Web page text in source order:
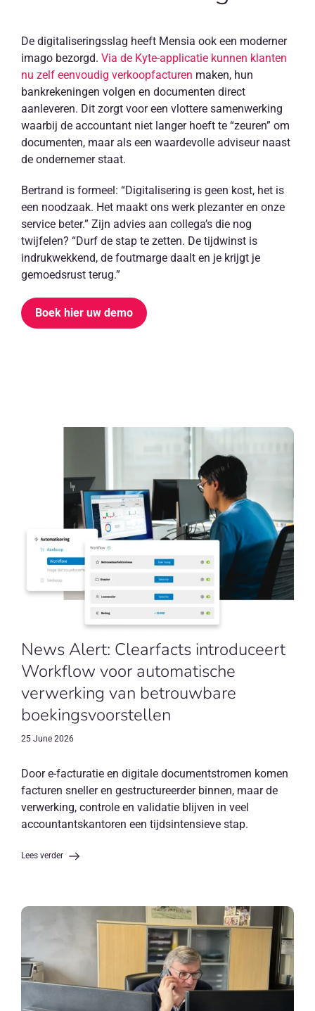
De digitaliseringsslag heeft Mensia ook een moderner
imago bezorgd. Via de Kyte-applicatie kunnen klanten
nu zelf eenvoudig verkoopfacturen maken, hun
bankrekeningen volgen en documenten direct
aanleveren. Dit zorgt voor een vlottere samenwerking
waarbij de accountant niet langer hoeft te “zeuren” om
documenten, maar als een waardevolle adviseur naast
de ondernemer staat.
Bertrand is formeel: “Digitalisering is geen kost, het is
een noodzaak. Het maakt ons werk plezanter en onze
service beter.” Zijn advies aan collega’s die nog
twijfelen? “Durf de stap te zetten. De tijdwinst is
indrukwekkend, de foutmarge daalt en je krijgt je
gemoedsrust terug.”
Boek hier uw demo
News Alert: Clearfacts introduceert
Workflow voor automatische
verwerking van betrouwbare
boekingsvoorstellen
25 June 2026
Door e-facturatie en digitale documentstromen komen
facturen sneller en gestructureerder binnen, maar de
verwerking, controle en validatie blijven in veel
accountantskantoren een tijdsintensieve stap.
Lees verder